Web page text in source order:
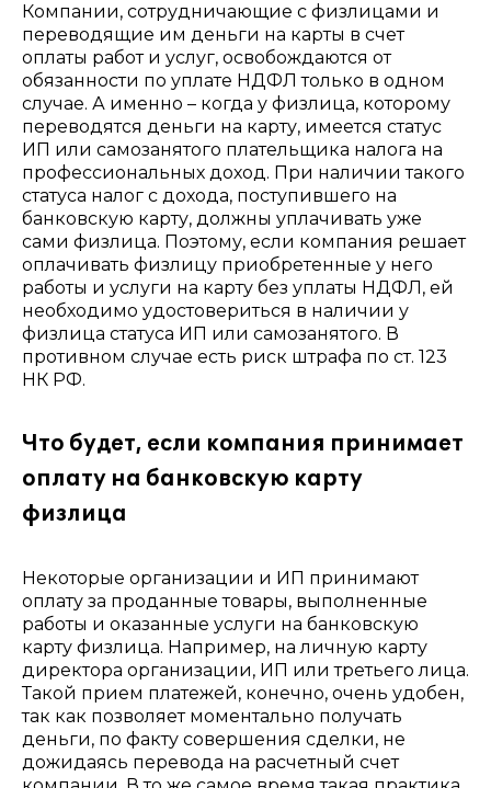
Компании, сотрудничающие с физлицами и
переводящие им деньги на карты в счет
оплаты работ и услуг, освобождаются от
обязанности по уплате НДФЛ только в одном
случае. А именно – когда у физлица, которому
переводятся деньги на карту, имеется статус
ИП или самозанятого плательщика налога на
профессиональных доход. При наличии такого
статуса налог с дохода, поступившего на
банковскую карту, должны уплачивать уже
сами физлица. Поэтому, если компания решает
оплачивать физлицу приобретенные у него
работы и услуги на карту без уплаты НДФЛ, ей
необходимо удостовериться в наличии у
физлица статуса ИП или самозанятого. В
противном случае есть риск штрафа по ст. 123
НК РФ.
Что будет, если компания принимает
оплату на банковскую карту
физлица
Некоторые организации и ИП принимают
оплату за проданные товары, выполненные
работы и оказанные услуги на банковскую
карту физлица. Например, на личную карту
директора организации, ИП или третьего лица.
Такой прием платежей, конечно, очень удобен,
так как позволяет моментально получать
деньги, по факту совершения сделки, не
дожидаясь перевода на расчетный счет